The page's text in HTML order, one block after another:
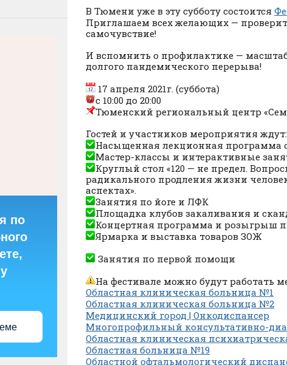
В Тюмени уже в эту субботу состоится
Приглашаем всех желающих —
самочувствие!
И вспомнить о профилактике —
долгого пандемического перерыва!
17 апреля 2021г. (суббота)
с 10:00 до 20:00
Тюменский региональный центр
Гостей и участников мероприятия ждут:
Насыщенная лекционная программа
Мастер-классы и интерактивные
Круглый стол «120 — не предел.
радикального продления жизни
аспектах».
Занятия по йоге и ЛФК
Площадка клубов закаливания и
Концертная программа и розыгрыш
Ярмарка и выставка товаров ЗОЖ
Занятия по первой помощи
На фестивале можно будут работать
Областная клиническая больница №1
Областная клиническая больница №2
Медицинский город | Онкодиспансер
Многопрофильный консультативно-
Областная клиническая
Областная больница №19
Областной офтальмологический
по